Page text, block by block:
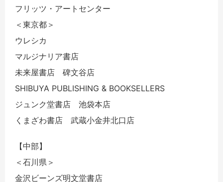
フリッツ・アートセンター
＜東京都＞
ウレシカ
マルジナリア書店
未来屋書店 碑文谷店
SHIBUYA PUBLISHING & BOOKSELLERS
ジュンク堂書店 池袋本店
くまざわ書店 武蔵小金井北口店
【中部】
＜石川県＞
金沢ビーンズ明文堂書店